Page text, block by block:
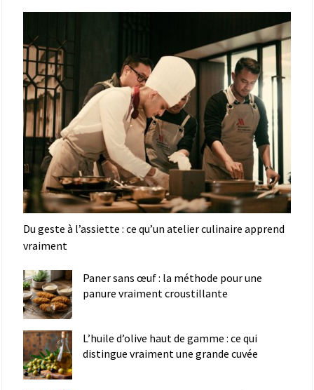
Du geste à l’assiette : ce qu’un atelier culinaire apprend
vraiment
Paner sans œuf : la méthode pour une
panure vraiment croustillante
L’huile d’olive haut de gamme : ce qui
distingue vraiment une grande cuvée